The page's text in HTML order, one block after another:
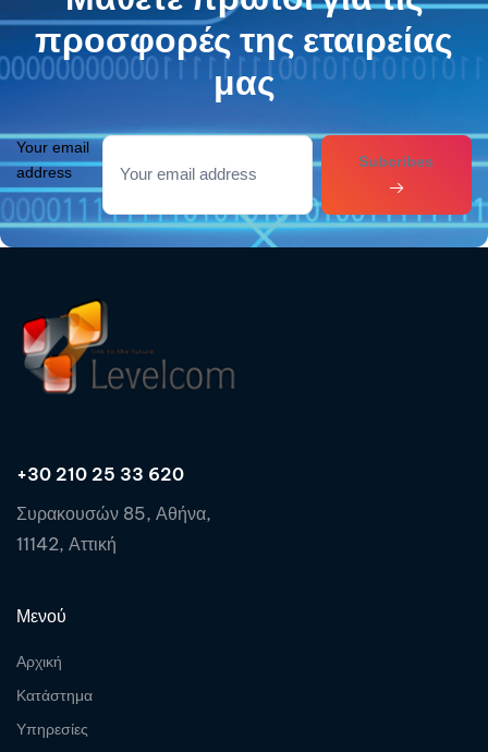
προσφορές της εταιρείας
μας
Your email
address
Subcribes
+30 210 25 33 620
Συρακουσών 85, Αθήνα,
11142, Αττική
Μενού
Αρχική
Κατάστημα
Υπηρεσίες